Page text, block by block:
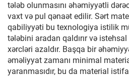
tələb olunmasını əhəmiyyətli
vaxt və pul qənaət edilir. Sərt
qabiliyyəti bu texnologiya istilik
tələbini aradan qaldırır və istehsal
xərcləri azaldır. Başqa bir
əməliyyat zamanı minimal
yaranmasıdır, bu da material